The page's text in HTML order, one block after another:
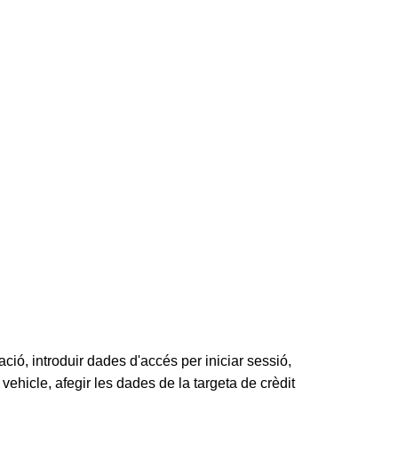
introduir dades d'accés per iniciar sessió,
afegir les dades de la targeta de crèdit